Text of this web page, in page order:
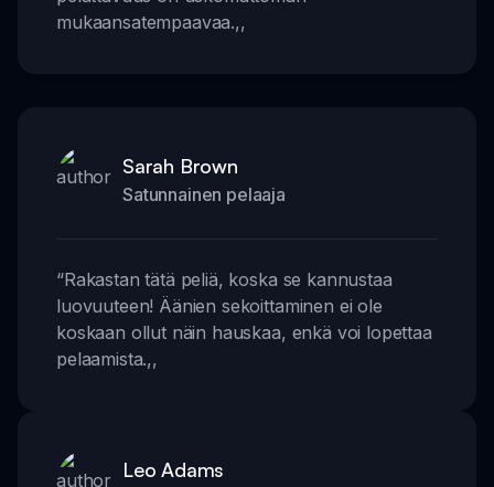
mukaansatempaavaa.,,
Sarah Brown
Satunnainen pelaaja
“Rakastan tätä peliä, koska se kannustaa
luovuuteen! Äänien sekoittaminen ei ole
koskaan ollut näin hauskaa, enkä voi lopettaa
pelaamista.,,
Leo Adams